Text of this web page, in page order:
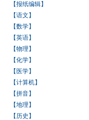
【报纸编辑】
【语文】
【数学】
【英语】
【物理】
【化学】
【医学】
【计算机】
【拼音】
【地理】
【历史】